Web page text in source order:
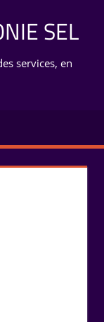
SEL
services, en